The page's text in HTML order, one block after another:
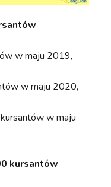
w maju 2019,
w maju 2020,
w maju
kursantów